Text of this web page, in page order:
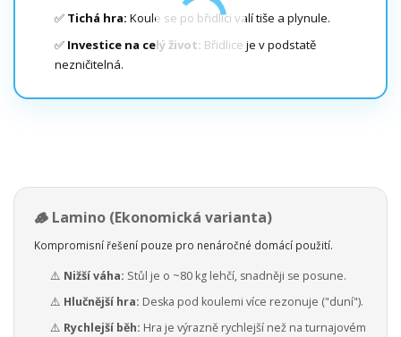
✅ Tichá hra: Koule se po břidlici valí tiše a plynule.
✅ Investice na celý život: Břidlice je v podstatě
nezničitelná.
🪵 Lamino (Ekonomická varianta)
Kompromisní řešení pouze pro nenáročné domácí použití.
⚠️ Nižší váha: Stůl je o ~80 kg lehčí, snadněji se posune.
⚠️ Hlučnější hra: Deska pod koulemi více rezonuje ("duní").
⚠️ Rychlejší běh: Hra je výrazně rychlejší než na turnajovém